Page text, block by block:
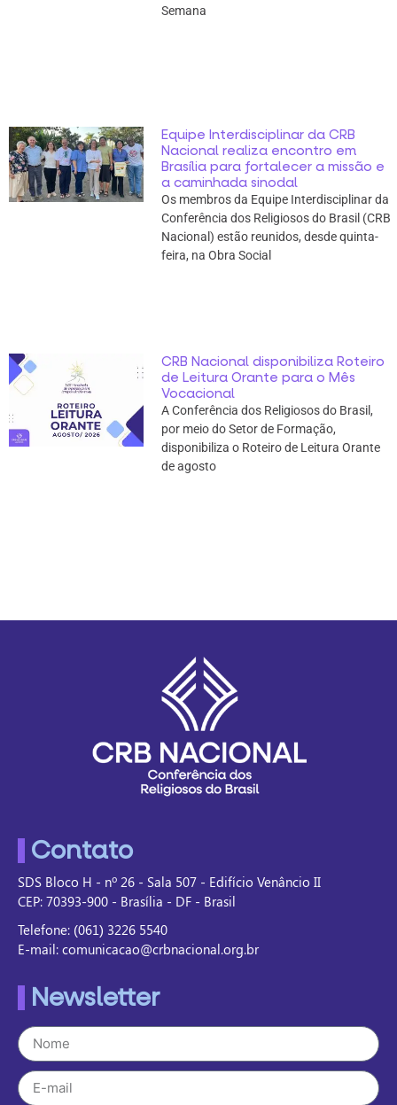
Semana
Equipe Interdisciplinar da CRB
Nacional realiza encontro em
Brasília para fortalecer a missão e
a caminhada sinodal
Os membros da Equipe Interdisciplinar da
Conferência dos Religiosos do Brasil (CRB
Nacional) estão reunidos, desde quinta-
feira, na Obra Social
CRB Nacional disponibiliza Roteiro
de Leitura Orante para o Mês
Vocacional
A Conferência dos Religiosos do Brasil,
por meio do Setor de Formação,
disponibiliza o Roteiro de Leitura Orante
de agosto
Contato
SDS Bloco H - nº 26 - Sala 507 - Edifício Venâncio II
CEP: 70393-900 - Brasília - DF - Brasil
Telefone: (061) 3226 5540
E-mail: comunicacao@crbnacional.org.br
Newsletter